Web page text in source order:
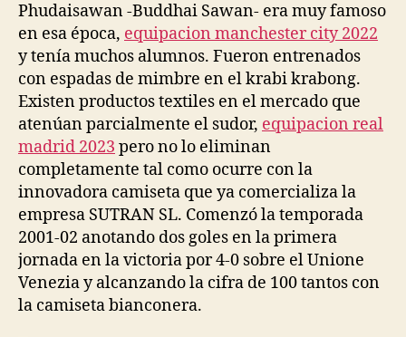
Phudaisawan -Buddhai Sawan- era muy famoso
en esa época, equipacion manchester city 2022
y tenía muchos alumnos. Fueron entrenados
con espadas de mimbre en el krabi krabong.
Existen productos textiles en el mercado que
atenúan parcialmente el sudor, equipacion real
madrid 2023 pero no lo eliminan
completamente tal como ocurre con la
innovadora camiseta que ya comercializa la
empresa SUTRAN SL. Comenzó la temporada
2001-02 anotando dos goles en la primera
jornada en la victoria por 4-0 sobre el Unione
Venezia y alcanzando la cifra de 100 tantos con
la camiseta bianconera.